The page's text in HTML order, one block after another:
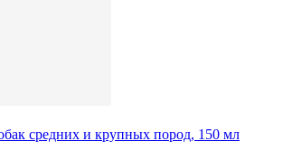
средних и крупных пород, 150 мл